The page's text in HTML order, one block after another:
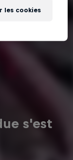
s'est
les cookies